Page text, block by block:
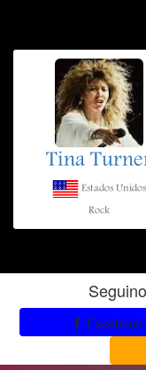
Tina
Estados Unidos
Rock
Facebook